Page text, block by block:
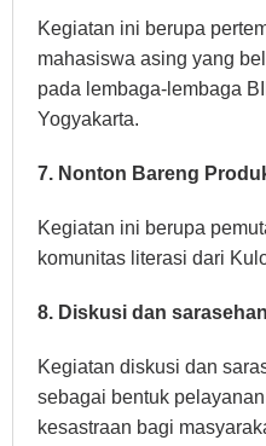
Kegiatan ini berupa
mahasiswa asing yang
pada lembaga-lembaga
Yogyakarta.
7. Nonton Bareng
Kegiatan ini berupa
komunitas literasi dari
8. Diskusi dan sarasehan
Kegiatan diskusi dan
sebagai bentuk
kesastraan bagi